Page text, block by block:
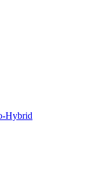
Hybrid